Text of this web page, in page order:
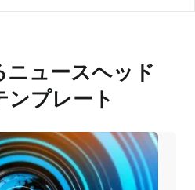
ニュースヘッド
ンプレート